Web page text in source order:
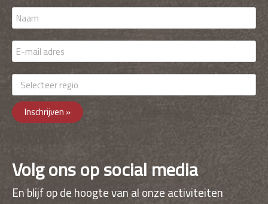
Inschrijven »
Volg ons op social media
En blijf op de hoogte van al onze activiteiten